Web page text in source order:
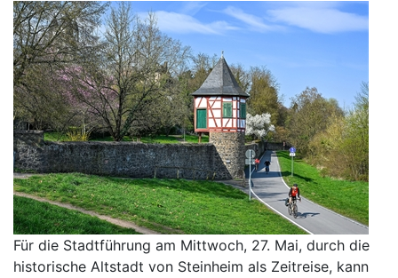
Für die Stadtführung am Mittwoch, 27. Mai, durch die
historische Altstadt von Steinheim als Zeitreise, kann